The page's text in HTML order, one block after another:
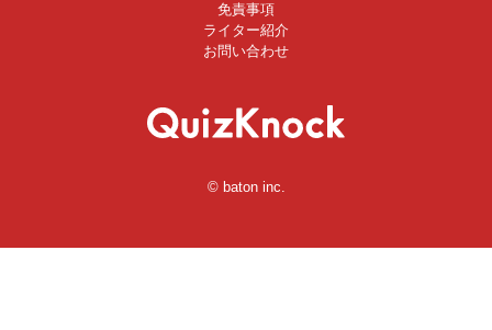
免責事項
ライター紹介
お問い合わせ
© baton inc.